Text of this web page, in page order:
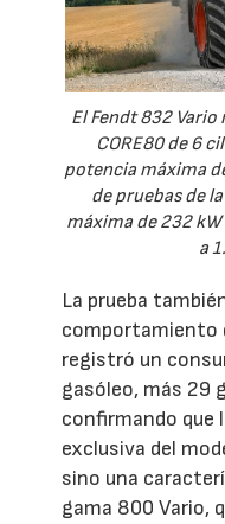
El Fendt 832
CORE80 de 6
potencia máxima
de pruebas de
máxima de 232
a
La prueba
comportamiento
registró un
gasóleo, más 29
confirmando que
exclusiva del
sino una
gama 800 Vario,